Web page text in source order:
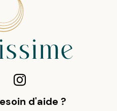
d'aide ?